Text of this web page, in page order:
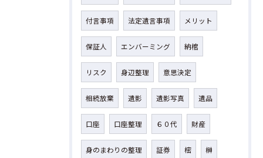
付言事項 法定遺言事項 メリット
保証人 エンバーミング 納棺
リスク 身辺整理 意思決定
相続放棄 遺影 遺影写真 遺品
口座 口座整理 ６０代 財産
身のまわりの整理 証券 樒 榊